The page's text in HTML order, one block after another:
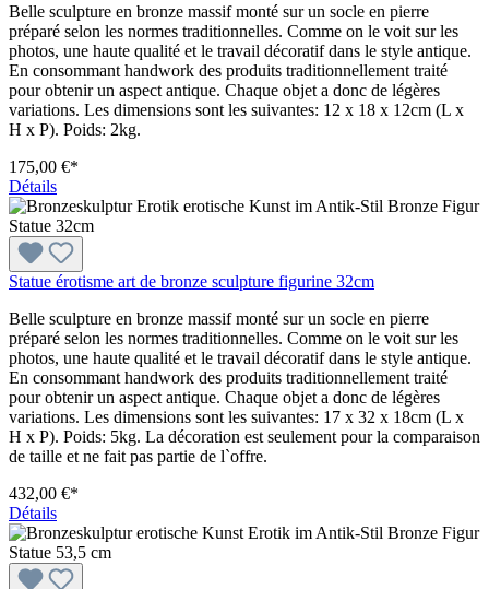
Belle sculpture en bronze massif monté sur un socle en pierre
préparé selon les normes traditionnelles. Comme on le voit sur les
photos, une haute qualité et le travail décoratif dans le style antique.
En consommant handwork des produits traditionnellement traité
pour obtenir un aspect antique. Chaque objet a donc de légères
variations. Les dimensions sont les suivantes: 12 x 18 x 12cm (L x
H x P). Poids: 2kg.
175,00 €*
Détails
Statue érotisme art de bronze sculpture figurine 32cm
Belle sculpture en bronze massif monté sur un socle en pierre
préparé selon les normes traditionnelles. Comme on le voit sur les
photos, une haute qualité et le travail décoratif dans le style antique.
En consommant handwork des produits traditionnellement traité
pour obtenir un aspect antique. Chaque objet a donc de légères
variations. Les dimensions sont les suivantes: 17 x 32 x 18cm (L x
H x P). Poids: 5kg. La décoration est seulement pour la comparaison
de taille et ne fait pas partie de l`offre.
432,00 €*
Détails